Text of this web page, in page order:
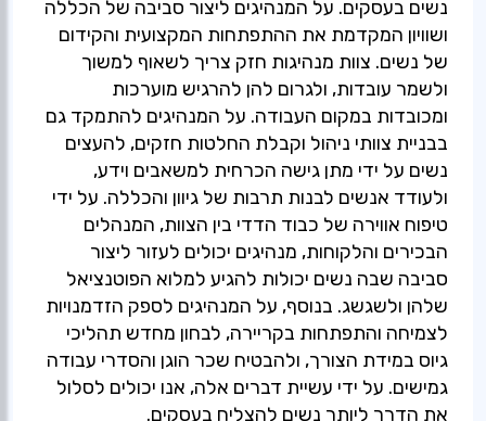
נשים בעסקים. על המנהיגים ליצור סביבה של הכללה
ושוויון המקדמת את ההתפתחות המקצועית והקידום
של נשים. צוות מנהיגות חזק צריך לשאוף למשוך
ולשמר עובדות, ולגרום להן להרגיש מוערכות
ומכובדות במקום העבודה. על המנהיגים להתמקד גם
בבניית צוותי ניהול וקבלת החלטות חזקים, להעצים
נשים על ידי מתן גישה הכרחית למשאבים וידע,
ולעודד אנשים לבנות תרבות של גיוון והכללה. על ידי
טיפוח אווירה של כבוד הדדי בין הצוות, המנהלים
הבכירים והלקוחות, מנהיגים יכולים לעזור ליצור
סביבה שבה נשים יכולות להגיע למלוא הפוטנציאל
שלהן ולשגשג. בנוסף, על המנהיגים לספק הזדמנויות
לצמיחה והתפתחות בקריירה, לבחון מחדש תהליכי
גיוס במידת הצורך, ולהבטיח שכר הוגן והסדרי עבודה
גמישים. על ידי עשיית דברים אלה, אנו יכולים לסלול
את הדרך ליותר נשים להצליח בעסקים.